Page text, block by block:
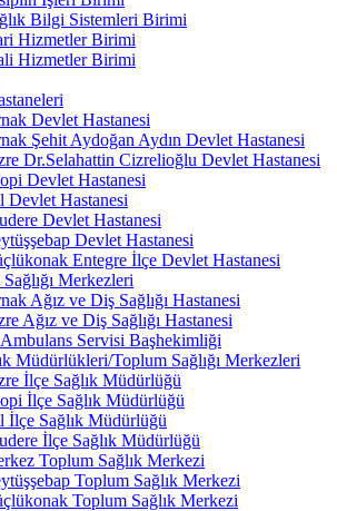
Bilgi Sistemleri Birimi
Hizmetler Birimi
Hizmetler Birimi
Devlet Hastanesi
Şehit Aydoğan Aydın Devlet Hastanesi
Dr.Selahattin Cizrelioğlu Devlet Hastanesi
Devlet Hastanesi
Devlet Hastanesi
Devlet Hastanesi
Devlet Hastanesi
Entegre İlçe Devlet Hastanesi
Merkezleri
Ağız ve Diş Sağlığı Hastanesi
Ağız ve Diş Sağlığı Hastanesi
Ambulans Servisi Başhekimliği
Müdürlükleri/Toplum Sağlığı Merkezleri
İlçe Sağlık Müdürlüğü
İlçe Sağlık Müdürlüğü
İlçe Sağlık Müdürlüğü
İlçe Sağlık Müdürlüğü
Toplum Sağlık Merkezi
Toplum Sağlık Merkezi
Toplum Sağlık Merkezi